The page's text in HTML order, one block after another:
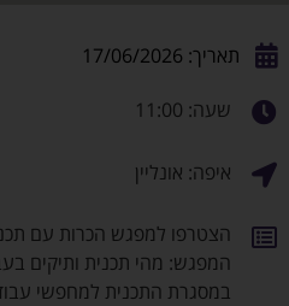
תאריך: 17/06/2026
שעה: 11:00
איפה: אונליין
הצטרפו למפגש הכרות עם
המפגש: מהי תכנית ותיקים
במסגרת התכנית למחפשי